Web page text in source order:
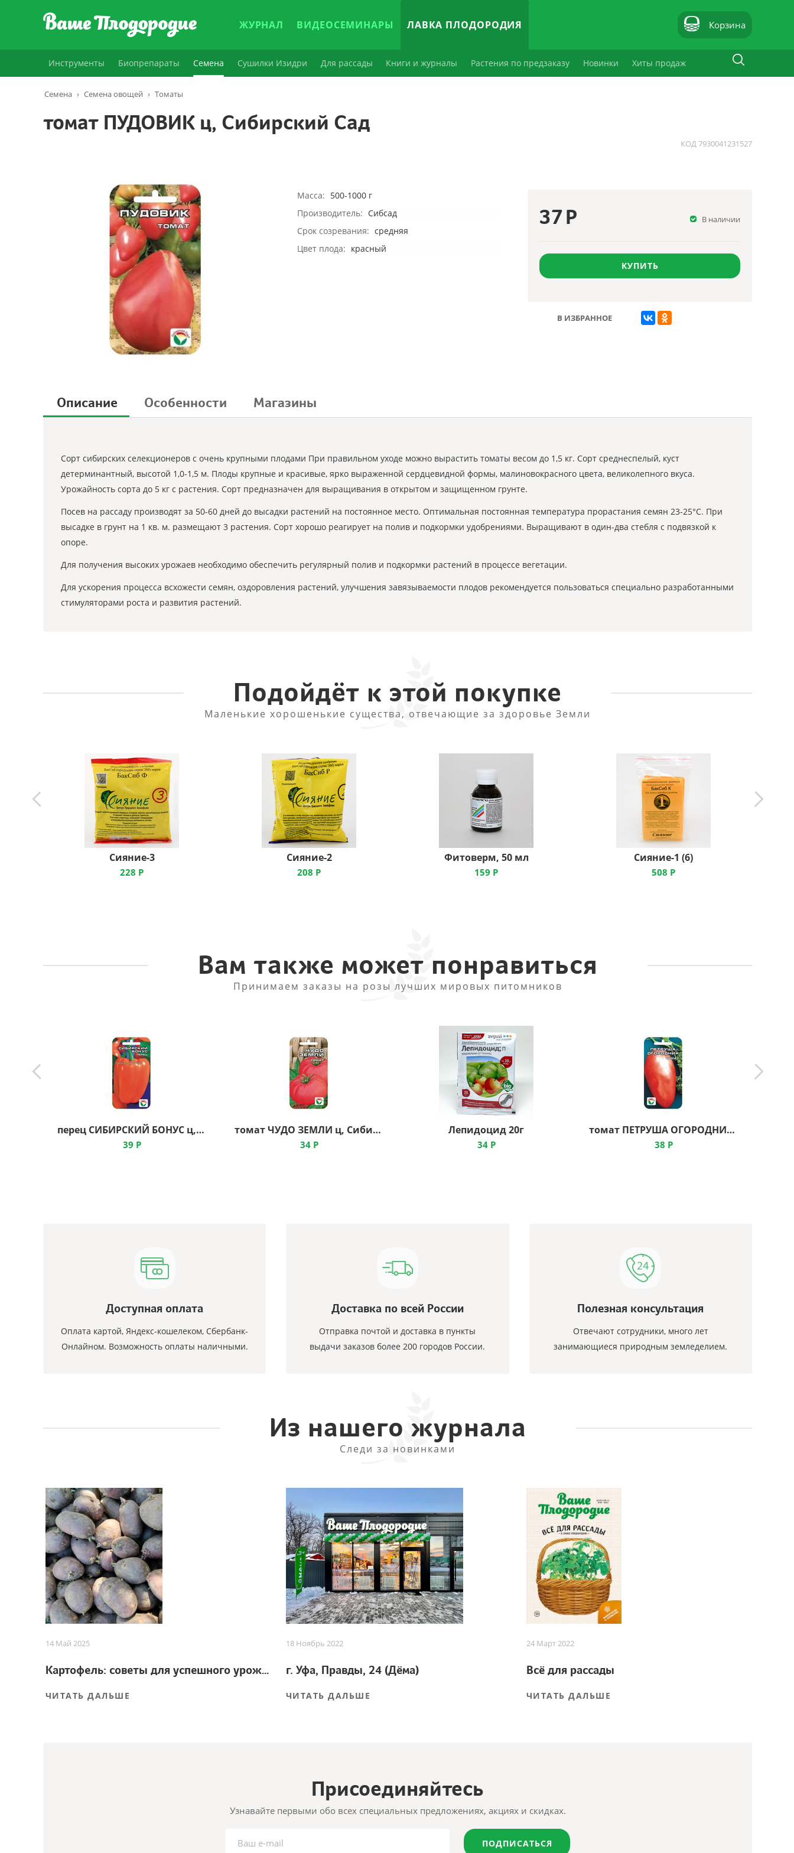
ЖУРНАЛ ВИДЕОСЕМИНАРЫ ЛАВКА ПЛОДОРОДИЯ Корзина
Инструменты Биопрепараты Семена Сушилки Изидри Для рассады Книги и журналы Растения по предзаказу Новинки Хиты продаж
Семена › Семена овощей › Томаты
томат ПУДОВИК ц, Сибирский Сад
КОД7930041231527
Масса: 500-1000 г
Производитель: Сибсад
Срок созревания: средняя
Цвет плода: красный
37Р В наличии
КУПИТЬ
В ИЗБРАННОЕ
Описание Особенности Магазины
Сорт сибирских селекционеров с очень крупными плодами При правильном уходе можно вырастить томаты весом до 1,5 кг. Сорт среднеспелый, куст
детерминантный, высотой 1,0-1,5 м. Плоды крупные и красивые, ярко выраженной сердцевидной формы, малиновокрасного цвета, великолепного вкуса.
Урожайность сорта до 5 кг с растения. Сорт предназначен для выращивания в открытом и защищенном грунте.
Посев на рассаду производят за 50-60 дней до высадки растений на постоянное место. Оптимальная постоянная температура прорастания семян 23-25°С. При
высадке в грунт на 1 кв. м. размещают 3 растения. Сорт хорошо реагирует на полив и подкормки удобрениями. Выращивают в один-два стебля с подвязкой к
опоре.
Для получения высоких урожаев необходимо обеспечить регулярный полив и подкормки растений в процессе вегетации.
Для ускорения процесса всхожести семян, оздоровления растений, улучшения завязываемости плодов рекомендуется пользоваться специально разработанными
стимуляторами роста и развития растений.
Подойдёт к этой покупке
Маленькие хорошенькие существа, отвечающие за здоровье Земли
Сияние-3
228 Р
Сияние-2
208 Р
Фитоверм, 50 мл
159 Р
Сияние-1 (6)
508 Р
Вам также может понравиться
Принимаем заказы на розы лучших мировых питомников
перец СИБИРСКИЙ БОНУС ц, Сибирский Сад
39 Р
томат ЧУДО ЗЕМЛИ ц, Сибирский Сад
34 Р
Лепидоцид 20г
34 Р
томат ПЕТРУША ОГОРОДНИК ц, Сибирский Сад
38 Р
Доступная оплата
Оплата картой, Яндекс-кошелеком, Сбербанк-
Онлайном. Возможность оплаты наличными.
Доставка по всей России
Отправка почтой и доставка в пункты
выдачи заказов более 200 городов России.
Полезная консультация
Отвечают сотрудники, много лет
занимающиеся природным земледелием.
Из нашего журнала
Следи за новинками
14 Май 2025
Картофель: советы для успешного урожая
ЧИТАТЬ ДАЛЬШЕ
18 Ноябрь 2022
г. Уфа, Правды, 24 (Дёма)
ЧИТАТЬ ДАЛЬШЕ
24 Март 2022
Всё для рассады
ЧИТАТЬ ДАЛЬШЕ
Присоединяйтесь
Узнавайте первыми обо всех специальных предложениях, акциях и скидках.
ПОДПИСАТЬСЯ